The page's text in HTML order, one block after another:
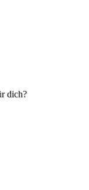
dich?